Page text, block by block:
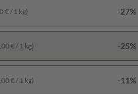
€ / 1 kg) -27%
€ / 1 kg) -25%
€ / 1 kg) -11%